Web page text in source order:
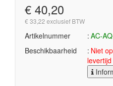
€ 40,20
€ 33,22 exclusief BTW
Artikelnummer
AC-
Beschikbaarheid
Niet
levertijd